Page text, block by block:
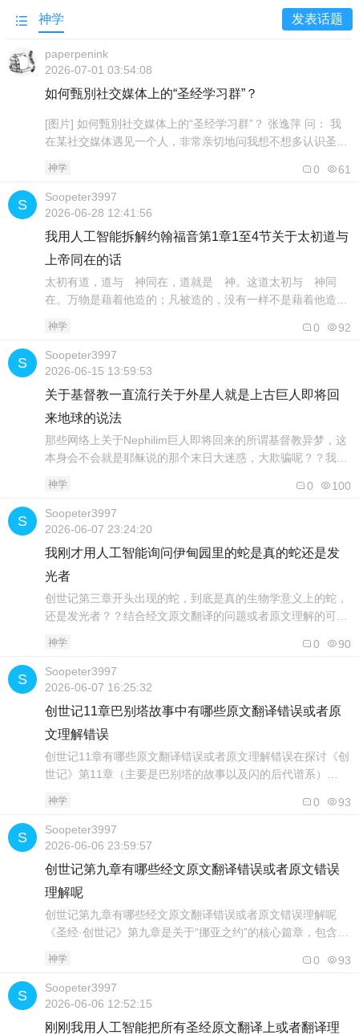
神学 发表话题
paperpenink
2026-07-01 03:54:08
如何甄別社交媒体上的“圣经学习群”？
[图片] 如何甄別社交媒体上的“圣经学习群”？ 张逸萍 问： 我
在某社交媒体遇见一个人，非常亲切地问我想不想多认识圣
位很关心我的姐妹，带我到一个只有几个人的实体小组查经。
他们都说这些群体对圣经特別有认识，我应该参加吗？ 答：
不是说所有“网上免费圣经学习”或“私人小组查经”都是坏的，
但现在有异端（自称基督..
神学 0 61
Soopeter3997
2026-06-28 12:41:56
我用人工智能拆解约翰福音第1章1至4节关于太初道与
上帝同在的话
太初有道，道与 神同在，道就是 神。这道太初与 神同
在。万物是藉着他造的；凡被造的，没有一样不是藉着他造
合本 )以上是圣经约翰福音第1章的某4节经文。把这些经文还
原为希腊文，然后根据希腊文的语文结构的排列方式重新翻译
这个经文，把这节经文中隐藏的，没有显示在中文翻译里头的
希腊文一起显示起来，从而详..
神学 0 92
Soopeter3997
2026-06-15 13:59:53
关于基督教一直流行关于外星人就是上古巨人即将回
来地球的说法
那些网络上关于Nephilim巨人即将回来的所谓基督教异梦，这
本身会不会就是耶稣说的那个末日大迷惑，大欺骗呢？？我问
督教圈子中有一定的流行 ，这个说法是从哪里来的，为什么有
一部分基督教圈子相信这样没有科学根据的说法？？Nephilim
上古巨人真的会回来地球吗？？把相信Nephilim巨人将要回来
的..
神学 0 100
Soopeter3997
2026-06-07 23:24:20
我刚才用人工智能询问伊甸园里的蛇是真的蛇还是发
光者
创世记第三章开头出现的蛇，到底是真的生物学意义上的蛇，
还是发光者？？结合经文原文翻译的问题或者原文理解的可能
的“蛇”究竟是生物学意义上的蛇，还是某种“发光者”时，我们
需要将视线直接投向希伯来语原文（文本互文本质）、古代近
东文化背景以及词根的多义性。这个争论的核心在于希伯来语
单词 נָחָשׁ (Nachash..
神学 0 90
Soopeter3997
2026-06-07 16:25:32
创世记11章巴别塔故事中有哪些原文翻译错误或者原
文理解错误
创世记11章有哪些原文翻译错误或者原文理解错误在探讨《创
世记》第11章（主要是巴别塔的故事以及闪的后代谱系）
代学术界通常不将其称为纯粹的“翻译错误”，而是由于语境变
迁、多义词选择、文化背景隔阂以及古代手抄本差异所导致
的“理解偏差”或“翻译局限”。以下是《创世记》11章中，在原
文（希伯来语）理解和翻译上..
神学 0 93
Soopeter3997
2026-06-06 23:59:57
创世记第九章有哪些经文原文翻译错误或者原文错误
理解呢
创世记第九章有哪些经文原文翻译错误或者原文错误理解呢
《圣经·创世记》第九章是关于“挪亚之约”的核心篇章，包含洪
语原文（马索拉文本）翻译为中文（如和合本）或其他现代语
言的过程中，由于文化语境的变迁、一词多义的抉择以及神学
立场的渗透，确实存在一些容易引起误解、或翻译不够精准的
经文。以下是《创世记》第九章中，最..
神学 0 93
Soopeter3997
2026-06-06 12:52:15
刚刚我用人工智能把所有圣经原文翻译上或者翻译理